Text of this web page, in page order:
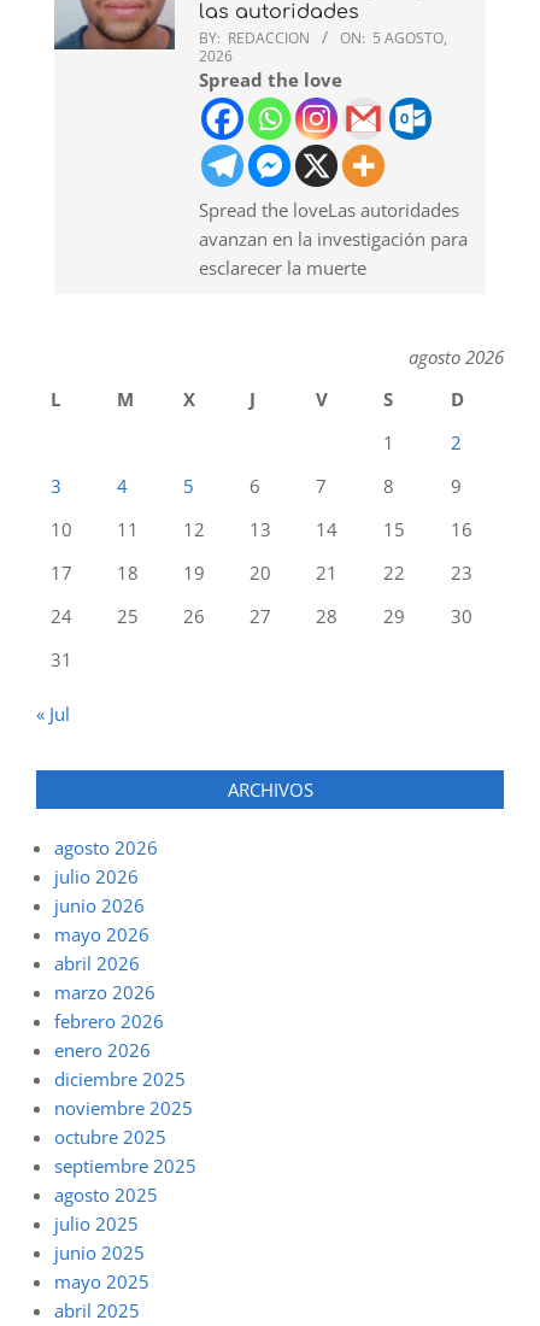
las autoridades
BY: REDACCION ON: 5 AGOSTO,
2026
Spread the love
Spread the loveLas autoridades
avanzan en la investigación para
esclarecer la muerte
agosto 2026
L
M X J V S
D
1
2
3
4 5 6 7 8
9
10
11 12 13 14 15
16
17
18 19 20 21 22
23
24
25 26 27 28 29
30
31
« Jul
ARCHIVOS
agosto 2026
julio 2026
junio 2026
mayo 2026
abril 2026
marzo 2026
febrero 2026
enero 2026
diciembre 2025
noviembre 2025
octubre 2025
septiembre 2025
agosto 2025
julio 2025
junio 2025
mayo 2025
abril 2025